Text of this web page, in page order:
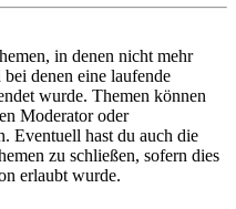
in denen nicht mehr
denen eine laufende
wurde. Themen können
Moderator oder
Eventuell hast du auch die
zu schließen, sofern dies
erlaubt wurde.